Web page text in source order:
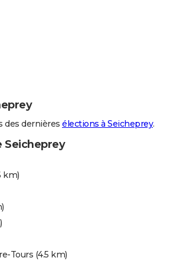
des dernières élections à Seicheprey.
Seicheprey
km)
Tours (4.5 km)